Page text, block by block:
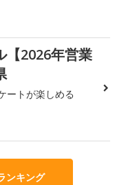
【2026年営業
ートが楽しめる
ンキング